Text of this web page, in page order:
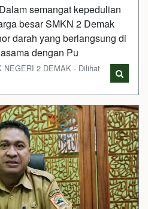
semangat kepedulian
besar SMKN 2 Demak
darah yang berlangsung di
dengan Pu
NEGERI 2 DEMAK - Dilihat